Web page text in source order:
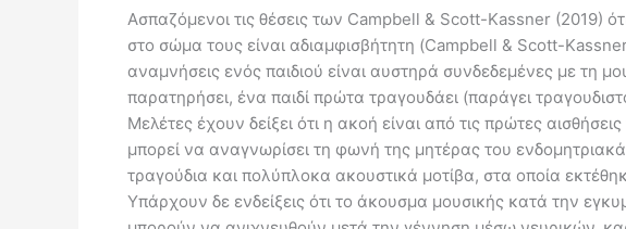
Ασπαζόμενοι τις θέσεις των Campbell & Scott-Kassner (2019)
στο σώμα τους είναι αδιαμφισβήτητη (Campbell & Scott-
αναμνήσεις ενός παιδιού είναι αυστηρά συνδεδεμένες με τη
παρατηρήσει, ένα παιδί πρώτα τραγουδάει (παράγει
Μελέτες έχουν δείξει ότι η ακοή είναι από τις πρώτες
μπορεί να αναγνωρίσει τη φωνή της μητέρας του
τραγούδια και πολύπλοκα ακουστικά μοτίβα, στα οποία
Υπάρχουν δε ενδείξεις ότι το άκουσμα μουσικής κατά την